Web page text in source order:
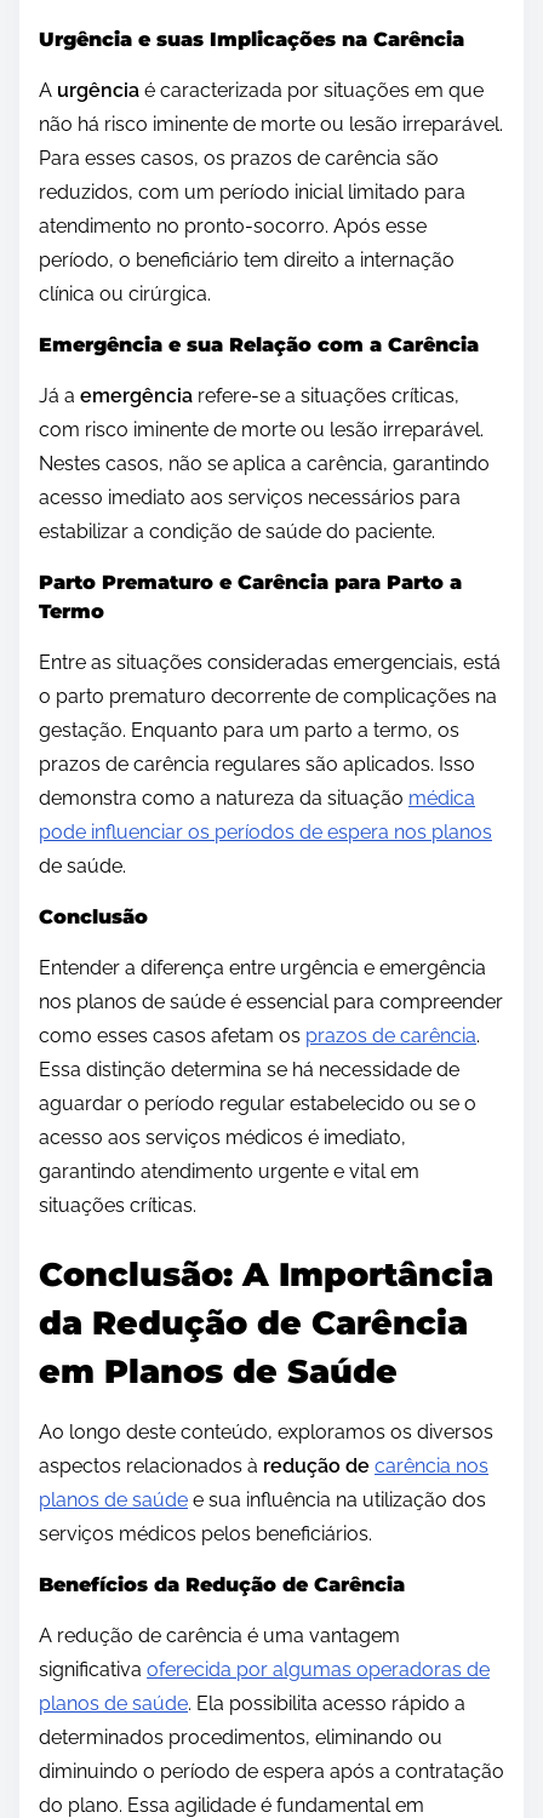
Urgência e suas Implicações na Carência
A urgência é caracterizada por situações em que
não há risco iminente de morte ou lesão irreparável.
Para esses casos, os prazos de carência são
reduzidos, com um período inicial limitado para
atendimento no pronto-socorro. Após esse
período, o beneficiário tem direito a internação
clínica ou cirúrgica.
Emergência e sua Relação com a Carência
Já a emergência refere-se a situações críticas,
com risco iminente de morte ou lesão irreparável.
Nestes casos, não se aplica a carência, garantindo
acesso imediato aos serviços necessários para
estabilizar a condição de saúde do paciente.
Parto Prematuro e Carência para Parto a
Termo
Entre as situações consideradas emergenciais, está
o parto prematuro decorrente de complicações na
gestação. Enquanto para um parto a termo, os
prazos de carência regulares são aplicados. Isso
demonstra como a natureza da situação médica
pode influenciar os períodos de espera nos planos
de saúde.
Conclusão
Entender a diferença entre urgência e emergência
nos planos de saúde é essencial para compreender
como esses casos afetam os prazos de carência.
Essa distinção determina se há necessidade de
aguardar o período regular estabelecido ou se o
acesso aos serviços médicos é imediato,
garantindo atendimento urgente e vital em
situações críticas.
Conclusão: A Importância
da Redução de Carência
em Planos de Saúde
Ao longo deste conteúdo, exploramos os diversos
aspectos relacionados à redução de carência nos
planos de saúde e sua influência na utilização dos
serviços médicos pelos beneficiários.
Benefícios da Redução de Carência
A redução de carência é uma vantagem
significativa oferecida por algumas operadoras de
planos de saúde. Ela possibilita acesso rápido a
determinados procedimentos, eliminando ou
diminuindo o período de espera após a contratação
do plano. Essa agilidade é fundamental em